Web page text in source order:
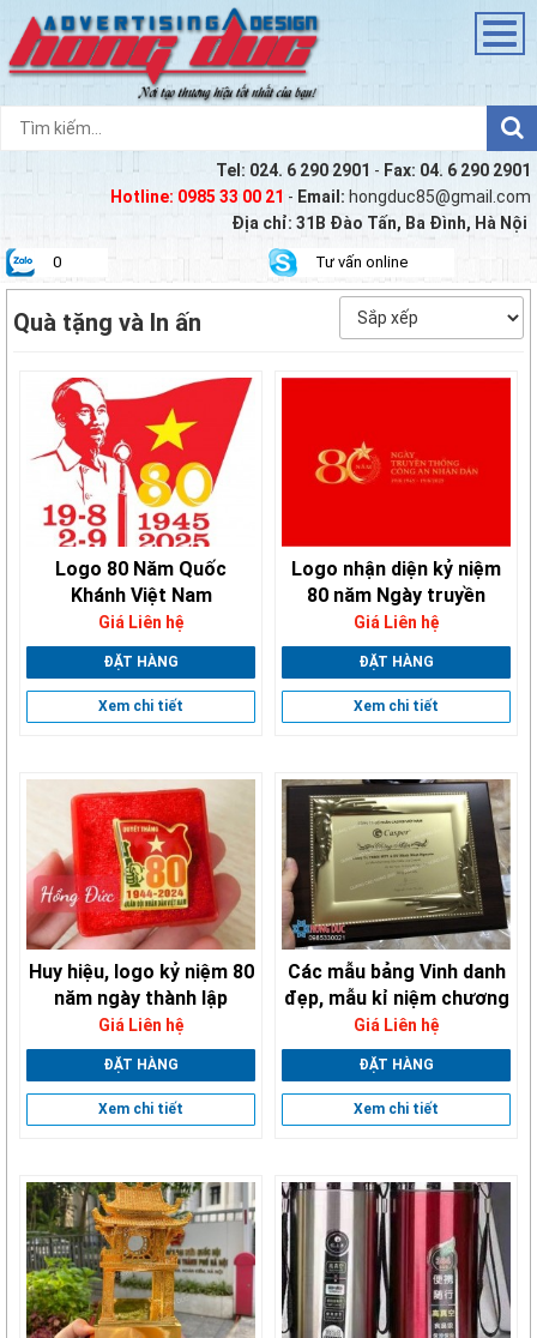
Tel: 024. 6 290 2901 - Fax: 04. 6 290 2901
Hotline: 0985 33 00 21 - Email: hongduc85@gmail.com
Địa chỉ: 31B Đào Tấn, Ba Đình, Hà Nội
0 Tư vấn online
Quà tặng và In ấn
Logo 80 Năm Quốc
Khánh Việt Nam
Giá Liên hệ
ĐẶT HÀNG
Xem chi tiết
Logo nhận diện kỷ niệm
80 năm Ngày truyền
thống Công an nhân dân
Giá Liên hệ
ĐẶT HÀNG
Xem chi tiết
Huy hiệu, logo kỷ niệm 80
năm ngày thành lập
QĐND Việt Nam
Giá Liên hệ
ĐẶT HÀNG
Xem chi tiết
Các mẫu bảng Vinh danh
đẹp, mẫu kỉ niệm chương
Giá Liên hệ
ĐẶT HÀNG
Xem chi tiết